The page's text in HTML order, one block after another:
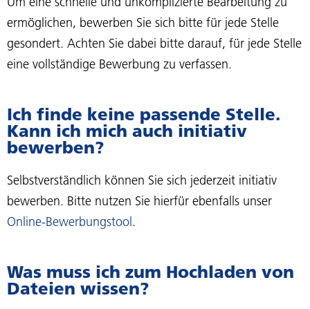
ermöglichen, bewerben Sie sich bitte für jede Stelle
gesondert. Achten Sie dabei bitte darauf, für jede Stelle
eine vollständige Bewerbung zu verfassen.
Ich finde keine passende Stelle.
Kann ich mich auch initiativ
bewerben?
Selbstverständlich können Sie sich jederzeit initiativ
bewerben. Bitte nutzen Sie hierfür ebenfalls unser
Online-Bewerbungstool.
Was muss ich zum Hochladen von
Dateien wissen?